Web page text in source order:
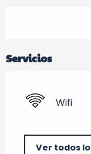
Servicios
Wifi
Ver todos